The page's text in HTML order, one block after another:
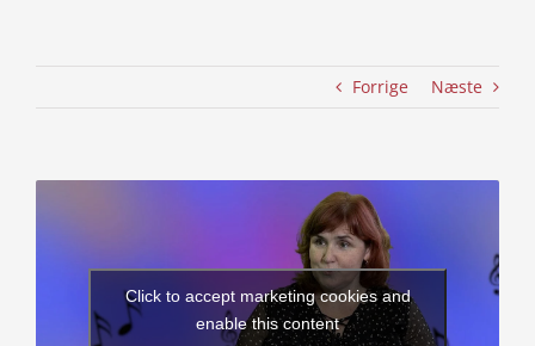
Forrige Næste
Click to accept marketing cookies and
enable this content